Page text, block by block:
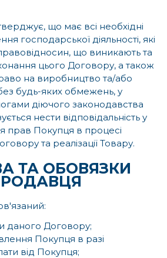
що має всі необхідні
господарської діяльності, які
що виникають та
цього Договору, а також
на виробництво та/або
будь-яких обмежень, у
діючого законодавства
нести відповідальність у
прав Покупця в процесі
та реалізації Товару.
ТА ОБОВЯЗКИ
даного Договору;
Покупця в разі
від Покупця;